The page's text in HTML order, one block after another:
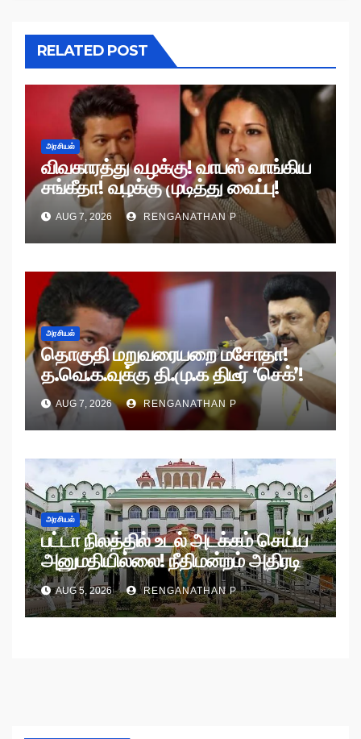
RELATED POST
அரசியல்
விவகாரத்து வழக்கு! வாபஸ் வாங்கிய
சங்கீதா! வழக்கு முடித்து வைப்பு!
AUG 7, 2026 RENGANATHAN P
அரசியல்
தொகுதி மறுவரையறை மசோதா!
த.வெ.க.வுக்கு தி.மு.க திடீர் ‘செக்’!
AUG 7, 2026 RENGANATHAN P
அரசியல்
பட்டா நிலத்தில் உடல் அடக்கம் செய்ய
அனுமதியில்லை! நீதிமன்றம் அதிரடி
உத்தரவு!
AUG 5, 2026 RENGANATHAN P